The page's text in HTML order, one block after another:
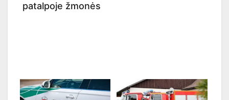
patalpoje žmonės